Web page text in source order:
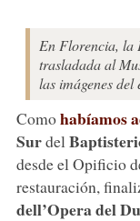
En Florencia, la
trasladada al
las imágenes
Comohabíamos
Surdel
desde el Opificio
restauración,
dell’Opera del